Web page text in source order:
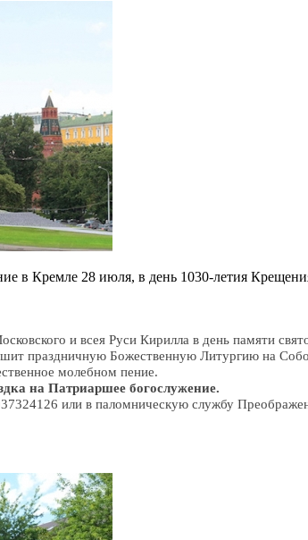
в Кремле 28 июля, в день 1030-летия
и всея Руси Кирилла в день памяти
праздничную Божественную Литургию на
молебном пение.
на Патриаршее богослужение.
или в паломническую службу